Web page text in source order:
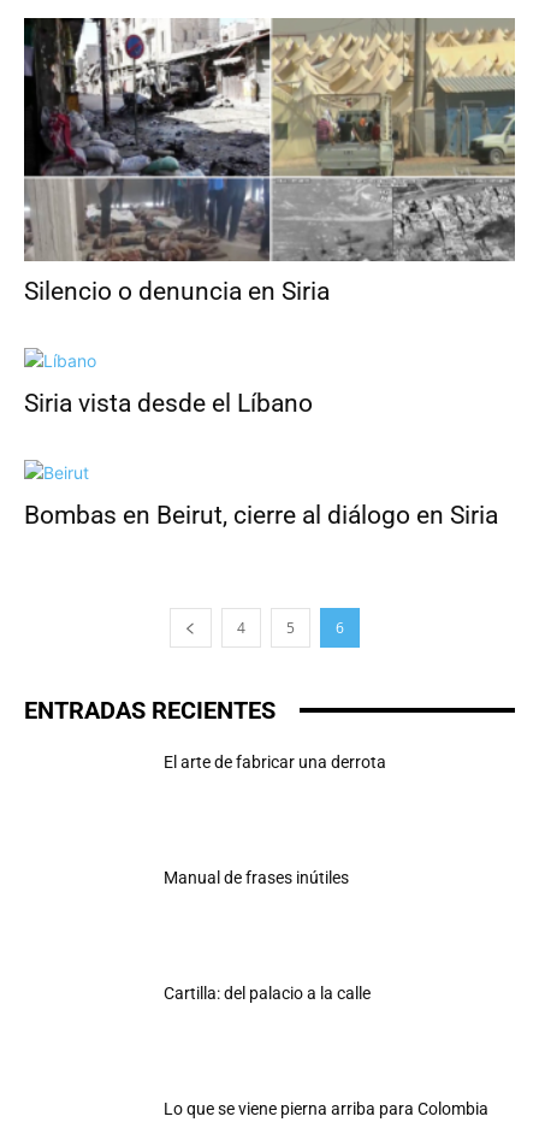
Silencio o denuncia en Siria
Siria vista desde el Líbano
Bombas en Beirut, cierre al diálogo en Siria
4 5 6
ENTRADAS RECIENTES
El arte de fabricar una derrota
Manual de frases inútiles
Cartilla: del palacio a la calle
Lo que se viene pierna arriba para Colombia